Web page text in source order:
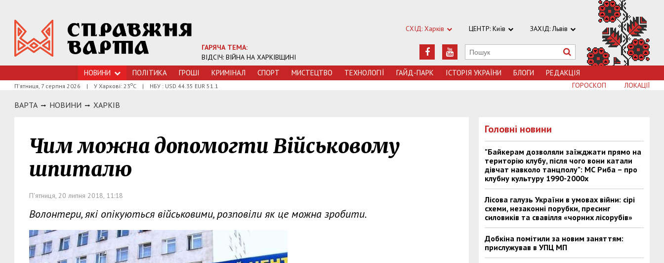
ГАРЯЧА ТЕМА:
ВІДСІЧ: ВІЙНА НА ХАРКІВЩИНІ
СХІД: Харків ЦЕНТР: Київ ЗАХІД: Львів
НОВИНИ ПОЛІТИКА ГРОШI КРИМIНАЛ СПОРТ МИСТЕЦТВО ТЕХНОЛОГIЇ ГАЙД-ПАРК ІСТОРІЯ УКРАЇНИ БЛОГИ РЕДАКЦІЯ
П'ятниця, 7 серпня 2026 | У Харкові: 23оС | НБУ : USD 44.35 EUR 51.1 ЛОКАЦІЇ
ГОРОСКОП
ВАРТА НОВИНИ ХАРКIВ
Чим можна допомогти Військовому
шпиталю
П'ятниця, 20 липня 2018, 11:18
Волонтери, які опікуються військовими, розповіли як це можна зробити.
Головні новини
"Байкерам дозволяли заїжджати прямо на
територію клубу, після чого вони катали
дівчат навколо танцполу": МС Риба – про
клубну культуру 1990-2000х
Лісова галузь України в умовах війни: сірі
схеми, незаконні порубки, пресинг
силовиків та свавілля «чорних лісорубів»
Добкіна помітили за новим заняттям:
прислужував в УПЦ МП